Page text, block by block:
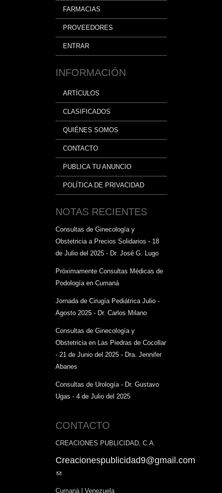
FARMACIAS
PROVEEDORES
ENTRAR
INFORMACIÓN
ARTÍCULOS
CLASIFICADOS
QUIÉNES SOMOS
CONTACTO
PUBLICA TU ANUNCIO
POLÍTICA DE PRIVACIDAD
NOTAS RECIENTES
Consultas de Ginecología y
Obstetricia a Precios Solidarios - 18
de Julio del 2025 - Dr. José G. Lugo
Próximamente Consultas Médicas de
Podología en Cumaná
Jornada de Cirugía Pediátrica Julio -
Agosto 2025 - Dr. Carlos Milano
Consultas de Ginecología y
Obstetricia en Las Piedras de Cocollar
- 21 de Junio del 2025 - Dra. Jennifer
Abanes
Consultas de Urología - Dr. Gustavo
Ugas - 4 de Julio del 2025
CONTACTO
CREACIONES PUBLICIDAD, C.A.
Creacionespublicidad9@gmail.com
(link
Cumaná | Venezuela